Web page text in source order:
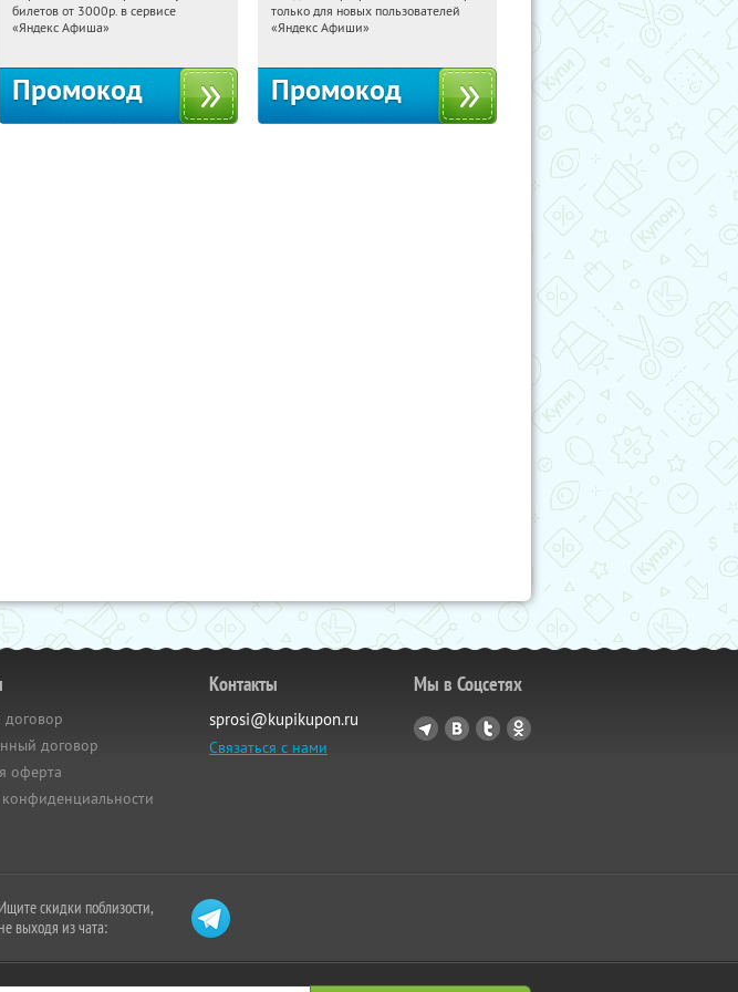
Россия
билетов от 3000р. в сервисе
«Яндекс Афиша»
Промокод
Россия
только для новых пользователей
«Яндекс Афиши»
Промокод
договор
договор
оферта
Контакты
sprosi@kupikupon.ru
Связаться с нами
Мы в Соцсетях
Ищите скидки поблизости,
не выходя из чата: